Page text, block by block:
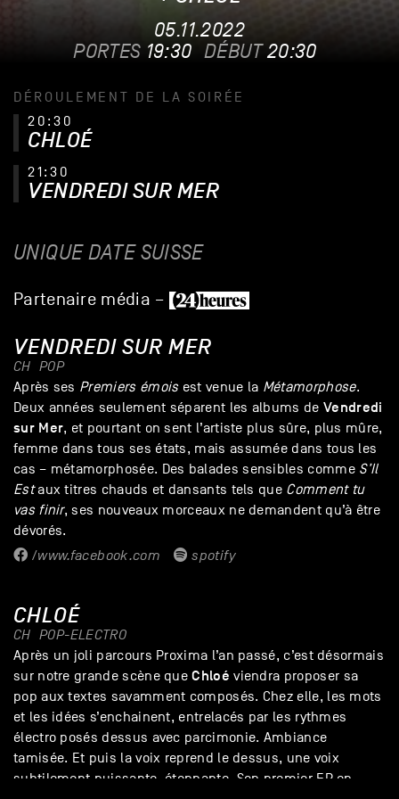
05.11.2022
PORTES 19:30 DÉBUT 20:30
DÉROULEMENT DE LA SOIRÉE
20:30
CHLOÉ
21:30
VENDREDI SUR MER
UNIQUE DATE SUISSE
Partenaire média –
VENDREDI SUR MER
CH POP
Après ses Premiers émoisest venue la Métamorphose.
Deux années seulement séparent les albums de Vendredi
sur Mer, et pourtant on sent l’artiste plus sûre, plus mûre,
femme dans tous ses états, mais assumée dans tous les
cas – métamorphosée. Des balades sensibles comme S’Il
Estaux titres chauds et dansants tels que Comment tu
vas finir, ses nouveaux morceaux ne demandent qu’à être
dévorés.
/www.facebook.com
spotify
CHLOÉ
CH POP-ELECTRO
Après un joli parcours Proxima l’an passé, c’est désormais
sur notre grande scène queChloé viendra proposer sa
pop aux textes savamment composés. Chez elle, les mots
et les idées s’enchainent, entrelacés par les rythmes
électro posés dessus avec parcimonie. Ambiance
tamisée. Et puis la voix reprend le dessus, une voix
subtilement puissante, étonnante. Son premier EP en